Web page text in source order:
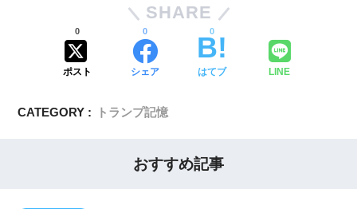
SHARE
ポスト
0
シェア
0
はてブ
0
LINE
CATEGORY : トランプ記憶
おすすめ記事